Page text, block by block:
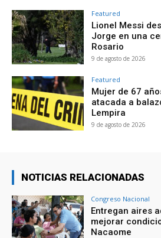
Featured
Lionel Messi
Jorge en una
Rosario
9 de agosto de 2026
Featured
Mujer de 67
atacada a
Lempira
9 de agosto de 2026
NOTICIAS RELACIONADAS
Congreso Nacional
Entregan aires
mejorar
Nacaome